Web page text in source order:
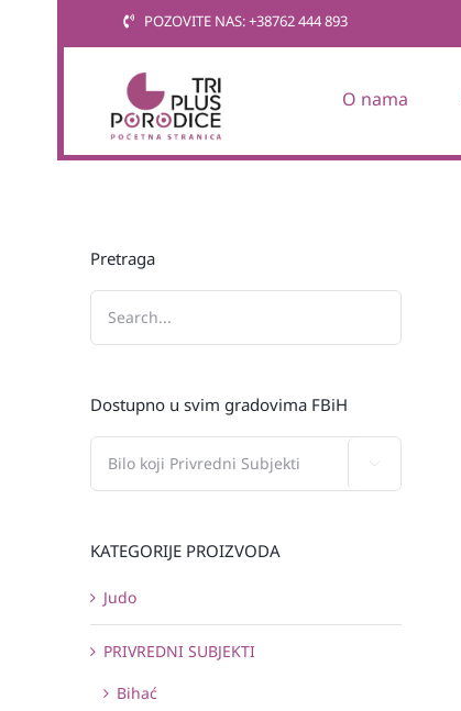
POZOVITE NAS: +38762 444 893
O nama
Pretraga
Dostupno u svim gradovima FBiH
KATEGORIJE PROIZVODA
Judo
PRIVREDNI SUBJEKTI
Bihać